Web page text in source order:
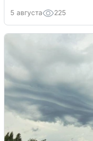
5 августа 225